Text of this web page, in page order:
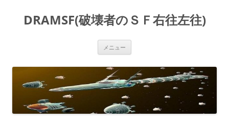
プ
DRAMSF(破壊者のＳＦ右往左往)
メニュー